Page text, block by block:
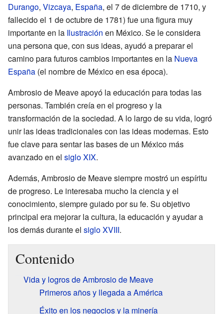
Durango, Vizcaya, España, el 7 de diciembre de 1710, y
fallecido el 1 de octubre de 1781) fue una figura muy
importante en la Ilustración en México. Se le considera
una persona que, con sus ideas, ayudó a preparar el
camino para futuros cambios importantes en la Nueva
España (el nombre de México en esa época).
Ambrosio de Meave apoyó la educación para todas las
personas. También creía en el progreso y la
transformación de la sociedad. A lo largo de su vida, logró
unir las ideas tradicionales con las ideas modernas. Esto
fue clave para sentar las bases de un México más
avanzado en el siglo XIX.
Además, Ambrosio de Meave siempre mostró un espíritu
de progreso. Le interesaba mucho la ciencia y el
conocimiento, siempre guiado por su fe. Su objetivo
principal era mejorar la cultura, la educación y ayudar a
los demás durante el siglo XVIII.
Contenido
Vida y logros de Ambrosio de Meave
Primeros años y llegada a América
Éxito en los negocios y la minería